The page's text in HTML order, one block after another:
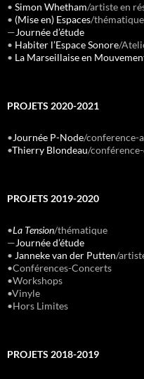
• Simon Whetham/artiste en
• (Mise en) Espaces/thématique
—Journée d’étude
• Habiter l’Espace Sonore/
• La Marseillaise en
PROJETS 2020-2021
•Journée P-Node/conference-
•Thierry Blondeau/
PROJETS 2019-2020
•La Tension/thématique
—Journée d’étude
• Janneke van der Putten/
•Conférences-Concerts
•Workshops
•Vinyle
•Hors Limites
PROJETS 2018-2019